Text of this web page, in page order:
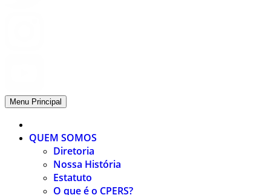
Menu Principal
QUEM SOMOS
Diretoria
Nossa História
Estatuto
O que é o CPERS?